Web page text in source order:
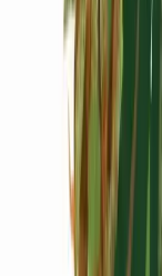
Cannabis Extrakte